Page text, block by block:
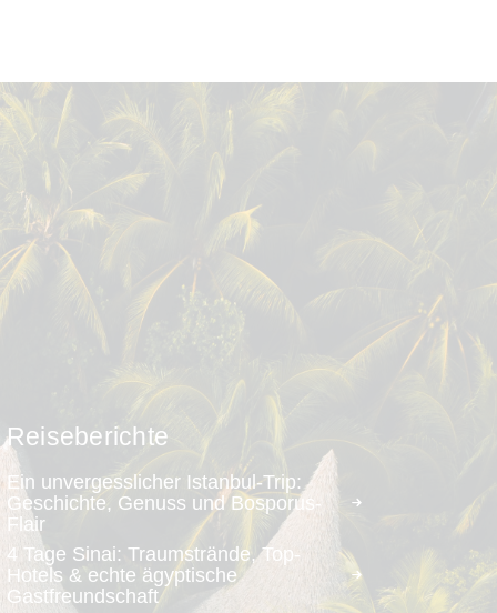
Reiseberichte
Ein unvergesslicher Istanbul-Trip:
Geschichte, Genuss und Bosporus-
Flair
4 Tage Sinai: Traumstrände, Top-
Hotels & echte ägyptische
Gastfreundschaft